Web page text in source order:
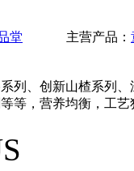
堂 主营产品：
列、创新山楂系列
等，营养均衡，工